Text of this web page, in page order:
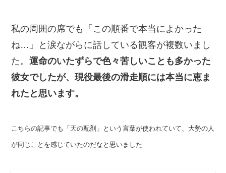
私の周囲の席でも「この順番で本当によかった
ね…」と涙ながらに話している観客が複数いまし
た。運命のいたずらで色々苦しいことも多かった
彼女でしたが、現役最後の滑走順には本当に恵ま
れたと思います。
こちらの記事でも「天の配剤」という言葉が使われていて、大勢の人
が同じことを感じていたのだなと思いました